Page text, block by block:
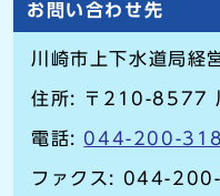
お問い合わせ先
川崎市上下水道局経
住所: 〒210-8577
電話: 044-200-
ファクス: 044-